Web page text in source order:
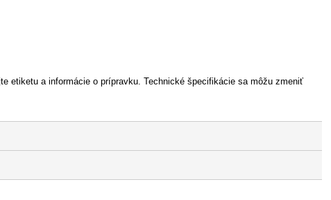
etiketu a informácie o prípravku. Technické špecifikácie sa môžu zmeniť